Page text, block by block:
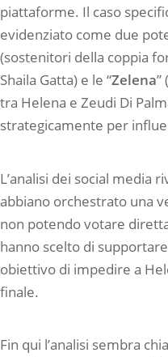
piattaforme. Il caso
evidenziato come due
(sostenitori della coppia
Shaila Gatta) e le “Zelena”
tra Helena e Zeudi Di
strategicamente per
L’analisi dei social media
abbiano orchestrato una
non potendo votare
hanno scelto di
obiettivo di impedire a
finale.
Fin qui l’analisi sembra